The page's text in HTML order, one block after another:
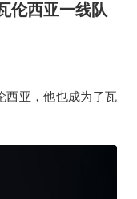
伦西亚一线队
亚，他也成为了瓦